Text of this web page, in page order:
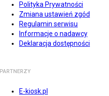
Polityka Prywatności
Zmiana ustawień zgód
Regulamin serwisu
Informacje o nadawcy
Deklaracja dostępności
PARTNERZY
E-kiosk.pl